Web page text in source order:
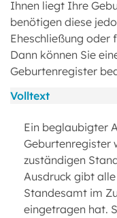
Ihnen liegt Ihre
benötigen diese
Eheschließung oder
Dann können Sie
Geburtenregister
Volltext
Ein beglaubigter
Geburtenregister
zuständigen
Ausdruck gibt
Standesamt im
eingetragen hat.